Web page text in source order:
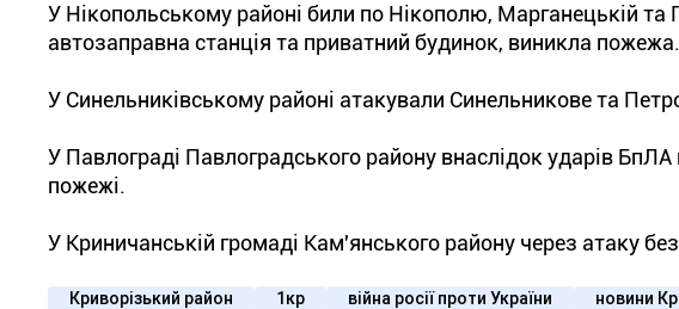
У Нікопольському районі били по Нікополю, Марганецькій та
автозаправна станція та приватний будинок, виникла
У Синельниківському районі атакували Синельникове та
У Павлограді Павлоградського району внаслідок ударів
пожежі.
У Криничанській громаді Кам'янського району через атаку
Криворізький район 1кр війна росії проти України новини